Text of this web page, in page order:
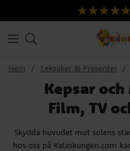
Hem Leksaker & Presenter
Kepsar
Film, TV
Skydda huvudet mot solens
hos oss på Kalaskungen.com